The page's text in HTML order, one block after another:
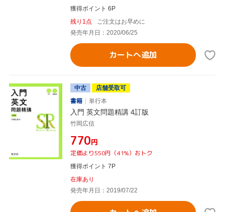
獲得ポイント 6P
残り1点
ご注文はお早めに
発売年月日：2020/06/25
カートへ追加
中古
店舗受取可
書籍
単行本
入門 英文問題精講 4訂版
竹岡広信
¥770円
定価より550円（41%）おトク
獲得ポイント 7P
在庫あり
発売年月日：2019/07/22